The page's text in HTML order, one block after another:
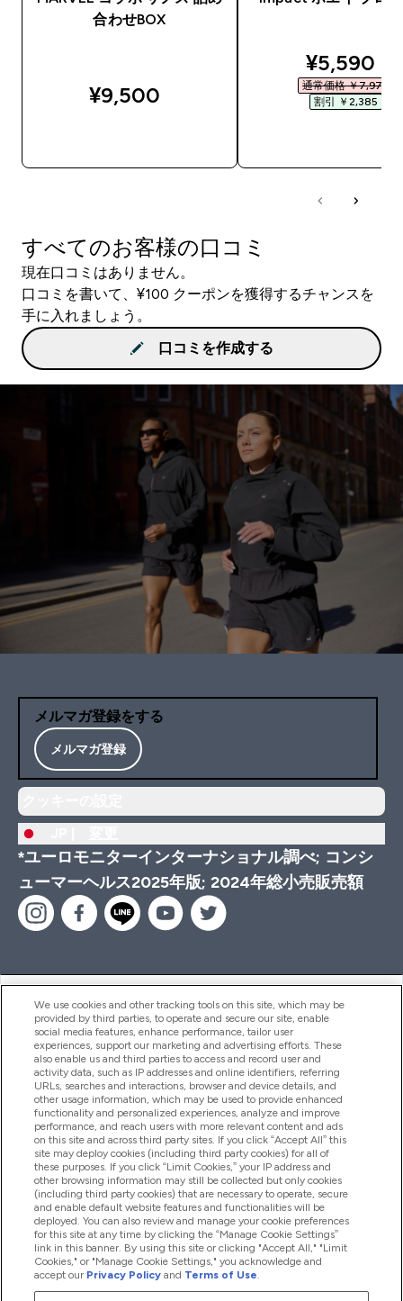
合わせBOX
¥9,500‎
¥5,590‎
通常価格 ￥7,975‎
割引 ￥2,385‎
すべてのお客様の口コミ
現在口コミはありません。
口コミを書いて、¥100 クーポンを獲得するチャンスを
手に入れましょう。
口コミを作成する
メルマガ登録をする
メルマガ登録
*ユーロモニターインターナショナル調べ; コンシ
ューマーヘルス2025年版; 2024年総小売販売額
ヘルプ＆ガイド
商品について
会社概要
特典＆ポイント
2026 The Hut.com Ltd
We use cookies and other tracking tools on this site, which may be
provided by third parties, to operate and secure our site, enable
social media features, enhance performance, tailor user
experiences, support our marketing and advertising efforts. These
also enable us and third parties to access and record user and
activity data, such as IP addresses and online identifiers, referring
URLs, searches and interactions, browser and device details, and
other usage information, which may be used to provide enhanced
functionality and personalized experiences, analyze and improve
performance, and reach users with more relevant content and ads
on this site and across third party sites. If you click “Accept All” this
site may deploy cookies (including third party cookies) for all of
these purposes. If you click “Limit Cookies,” your IP address and
other browsing information may still be collected but only cookies
(including third party cookies) that are necessary to operate, secure
and enable default website features and functionalities will be
deployed. You can also review and manage your cookie preferences
for this site at any time by clicking the “Manage Cookie Settings”
link in this banner. By using this site or clicking "Accept All," "Limit
Cookies," or "Manage Cookie Settings," you acknowledge and
accept our Privacy Policy and Terms of Use.